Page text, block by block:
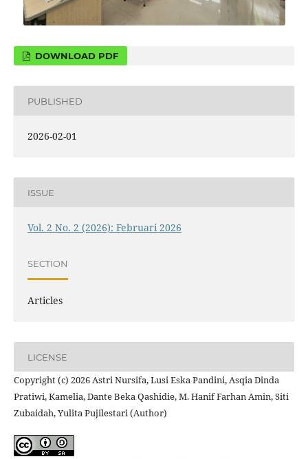
DOWNLOAD PDF
PUBLISHED
2026-02-01
ISSUE
Vol. 2 No. 2 (2026): Februari 2026
SECTION
Articles
LICENSE
Copyright (c) 2026 Astri Nursifa, Lusi Eska Pandini, Asqia Dinda
Pratiwi, Kamelia, Dante Beka Qashidie, M. Hanif Farhan Amin, Siti
Zubaidah, Yulita Pujilestari (Author)